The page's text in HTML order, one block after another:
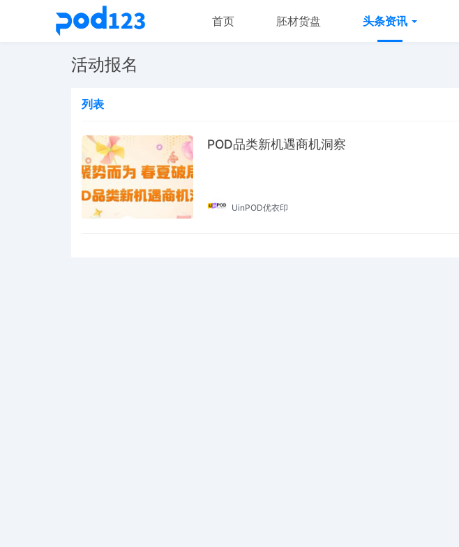
首页 胚材货盘 头条资讯
活动报名
列表
POD品类新机遇商机洞察
UinPOD优衣印